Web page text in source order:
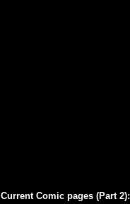
Current Comic pages (Part 2):